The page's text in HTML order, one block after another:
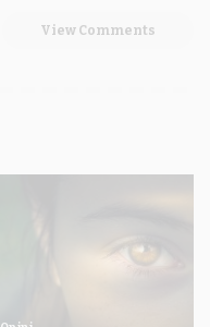
View Comments